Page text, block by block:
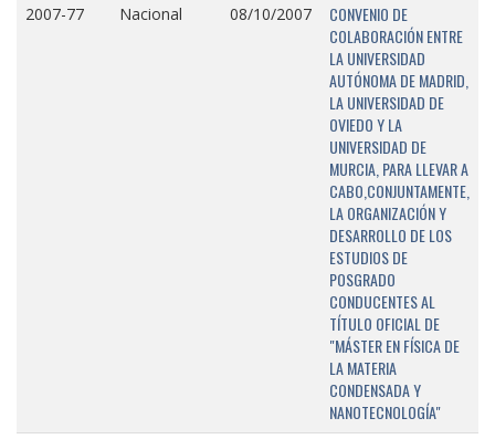
2007-77 Nacional 08/10/2007
CONVENIO DE
COLABORACIÓN ENTRE
LA UNIVERSIDAD
AUTÓNOMA DE MADRID,
LA UNIVERSIDAD DE
OVIEDO Y LA
UNIVERSIDAD DE
MURCIA, PARA LLEVAR A
CABO,CONJUNTAMENTE,
LA ORGANIZACIÓN Y
DESARROLLO DE LOS
ESTUDIOS DE
POSGRADO
CONDUCENTES AL
TÍTULO OFICIAL DE
"MÁSTER EN FÍSICA DE
LA MATERIA
CONDENSADA Y
NANOTECNOLOGÍA"